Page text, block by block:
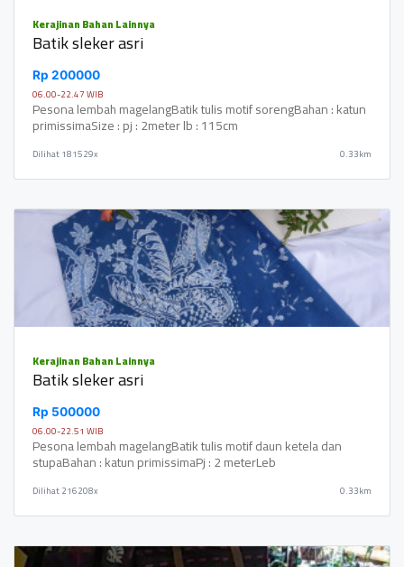
Kerajinan Bahan Lainnya
Batik sleker asri
Rp 200000
06.00-22.47 WIB
Pesona lembah magelangBatik tulis motif sorengBahan : katun
primissimaSize : pj : 2meter lb : 115cm
Dilihat181529x 0.33km
Kerajinan Bahan Lainnya
Batik sleker asri
Rp 500000
06.00-22.51 WIB
Pesona lembah magelangBatik tulis motif daun ketela dan
stupaBahan : katun primissimaPj : 2 meterLeb
Dilihat216208x 0.33km